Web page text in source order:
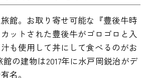
館。お取り寄せ可能な『豊後牛時
ットされた豊後牛がゴロゴロと入
も使用して丼にして食べるのがお
の建物は2017年に水戸岡鋭治がデ
名。